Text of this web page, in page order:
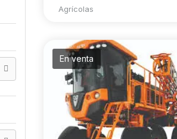
Agrícolas
En venta